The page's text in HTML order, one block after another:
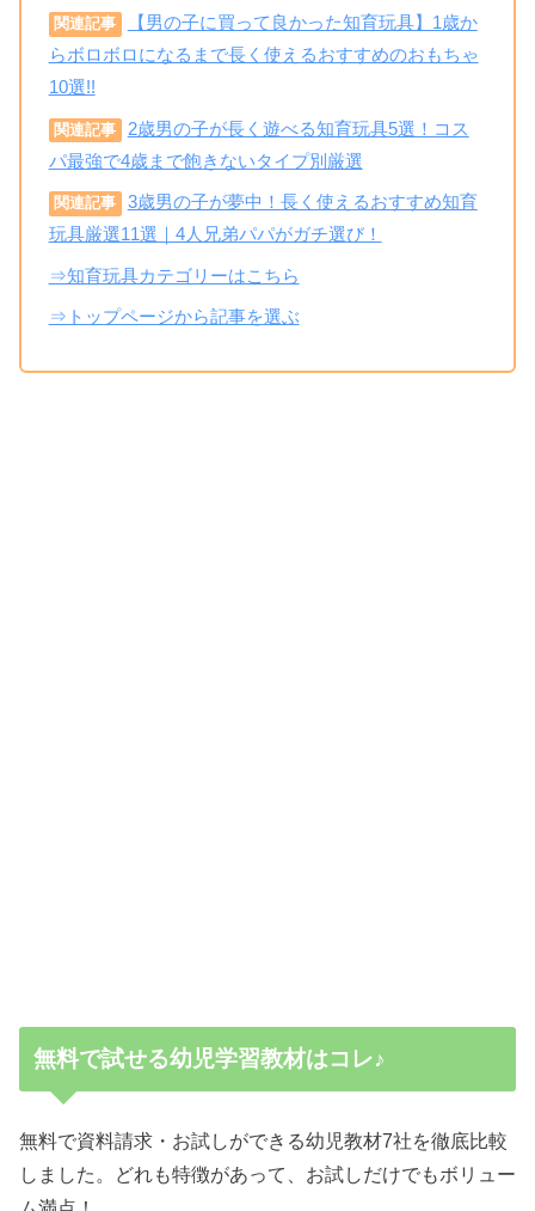
関連記事
【男の子に買って良かった知育玩具】1歳か
らボロボロになるまで長く使えるおすすめのおもちゃ
10選!!
関連記事
2歳男の子が長く遊べる知育玩具5選！コス
パ最強で4歳まで飽きないタイプ別厳選
関連記事
3歳男の子が夢中！長く使えるおすすめ知育
玩具厳選11選｜4人兄弟パパがガチ選び！
⇒知育玩具カテゴリーはこちら
⇒トップページから記事を選ぶ
無料で試せる幼児学習教材はコレ♪
無料で資料請求・お試しができる幼児教材7社を徹底比較
しました。どれも特徴があって、お試しだけでもボリュー